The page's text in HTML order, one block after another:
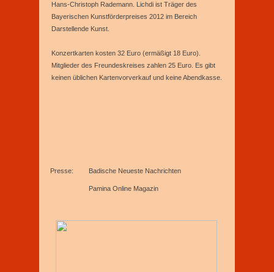
Hans-Christoph Rademann. Lichdi ist Träger des
Bayerischen Kunstförderpreises 2012 im Bereich
Darstellende Kunst.
Konzertkarten kosten 32 Euro (ermäßigt 18 Euro).
Mitglieder des Freundeskreises zahlen 25 Euro. Es gibt
keinen üblichen Kartenvorverkauf und keine Abendkasse.
Presse: Badische Neueste Nachrichten
Pamina Online Magazin